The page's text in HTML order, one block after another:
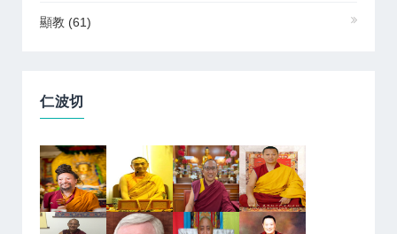
顯教 (61)
仁波切